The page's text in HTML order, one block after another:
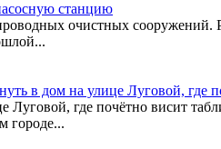
станцию
очистных
в дом на улице Луговой,
Луговой, где почётно висит
городе...